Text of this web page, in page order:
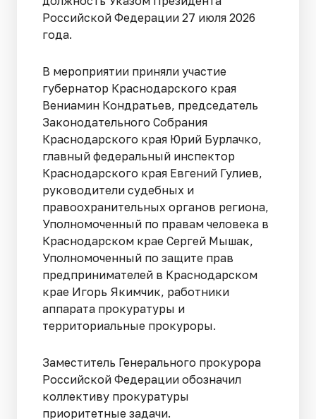
Российской Федерации 27 июля 2026
года.
В мероприятии приняли участие
губернатор Краснодарского края
Вениамин Кондратьев, председатель
Законодательного Собрания
Краснодарского края Юрий Бурлачко,
главный федеральный инспектор
Краснодарского края Евгений Гулиев,
руководители судебных и
правоохранительных органов региона,
Уполномоченный по правам человека в
Краснодарском крае Сергей Мышак,
Уполномоченный по защите прав
предпринимателей в Краснодарском
крае Игорь Якимчик, работники
аппарата прокуратуры и
территориальные прокуроры.
Заместитель Генерального прокурора
Российской Федерации обозначил
коллективу прокуратуры
приоритетные задачи.